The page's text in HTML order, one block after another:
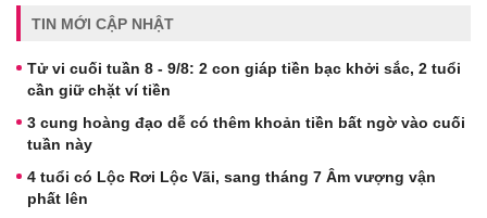
TIN MỚI CẬP NHẬT
Tử vi cuối tuần 8 - 9/8: 2 con giáp tiền bạc khởi sắc, 2 tuổi
cần giữ chặt ví tiền
3 cung hoàng đạo dễ có thêm khoản tiền bất ngờ vào cuối
tuần này
4 tuổi có Lộc Rơi Lộc Vãi, sang tháng 7 Âm vượng vận
phất lên